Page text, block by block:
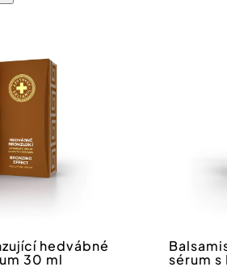
hedvábné
30 ml
sérum s